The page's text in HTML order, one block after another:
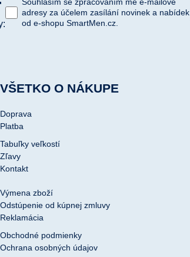
adresy za účelem zasílání novinek a nabídek
od e-shopu SmartMen.cz.
VŠETKO O NÁKUPE
Doprava
Platba
Tabuľky veľkostí
Zľavy
Kontakt
Výmena zboží
Odstúpenie od kúpnej zmluvy
Reklamácia
Obchodné podmienky
Ochrana osobných údajov